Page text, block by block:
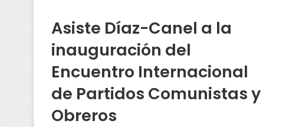
Asiste Díaz-Canel a la
inauguración del
Encuentro Internacional
de Partidos Comunistas y
Obreros